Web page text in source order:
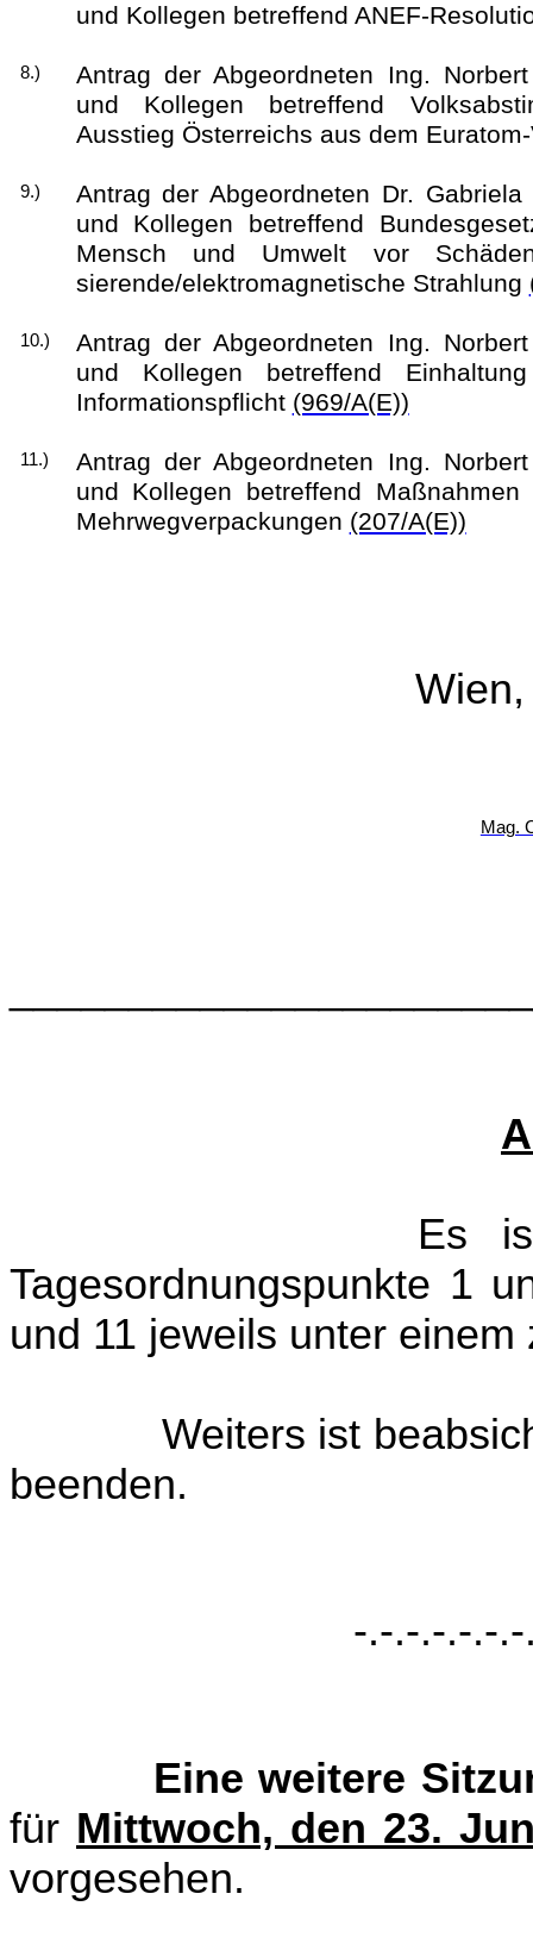
und Kollegen betreffend ANEF-
8.)
Antrag der Abgeordneten Ing.
und Kollegen betreffend
Ausstieg Österreichs aus dem
9.)
Antrag der Abgeordneten Dr.
und Kollegen betreffend
Mensch und Umwelt vor
sierende/elektromagnetische Strahlung
10.)
Antrag der Abgeordneten Ing.
und Kollegen betreffend
Informationspflicht (969/A(E))
11.)
Antrag der Abgeordneten Ing.
und Kollegen betreffend
Mehrwegverpackungen (207/A(E))
Mag.
Es ist in
Tagesordnungspunkte 1
und 11 jeweils unter einem
Weiters ist
beenden.
-.-.-.-.-.-
Eine weitere
für Mittwoch, den 23.
vorgesehen.